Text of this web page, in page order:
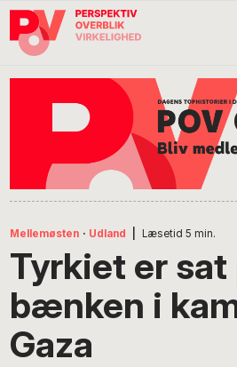
Gå
direkte
Skip
indhold
Gå
direkte
Mellemøsten · Udland Læsetid 5 min.
Tyrkiet er sat
bænken i
Gaza